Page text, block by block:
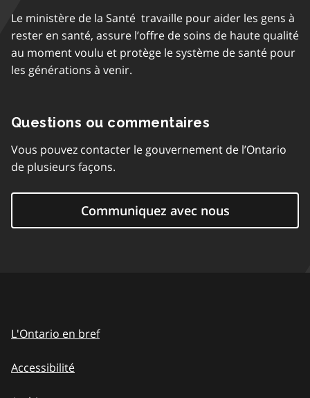
Le ministère de la Santé travaille pour aider les gens à
rester en santé, assure l’offre de soins de haute qualité
au moment voulu et protège le système de santé pour
les générations à venir.
Questions ou commentaires
Vous pouvez contacter le gouvernement de l’Ontario
de plusieurs façons.
Communiquez avec nous
L'Ontario en bref
Accessibilité